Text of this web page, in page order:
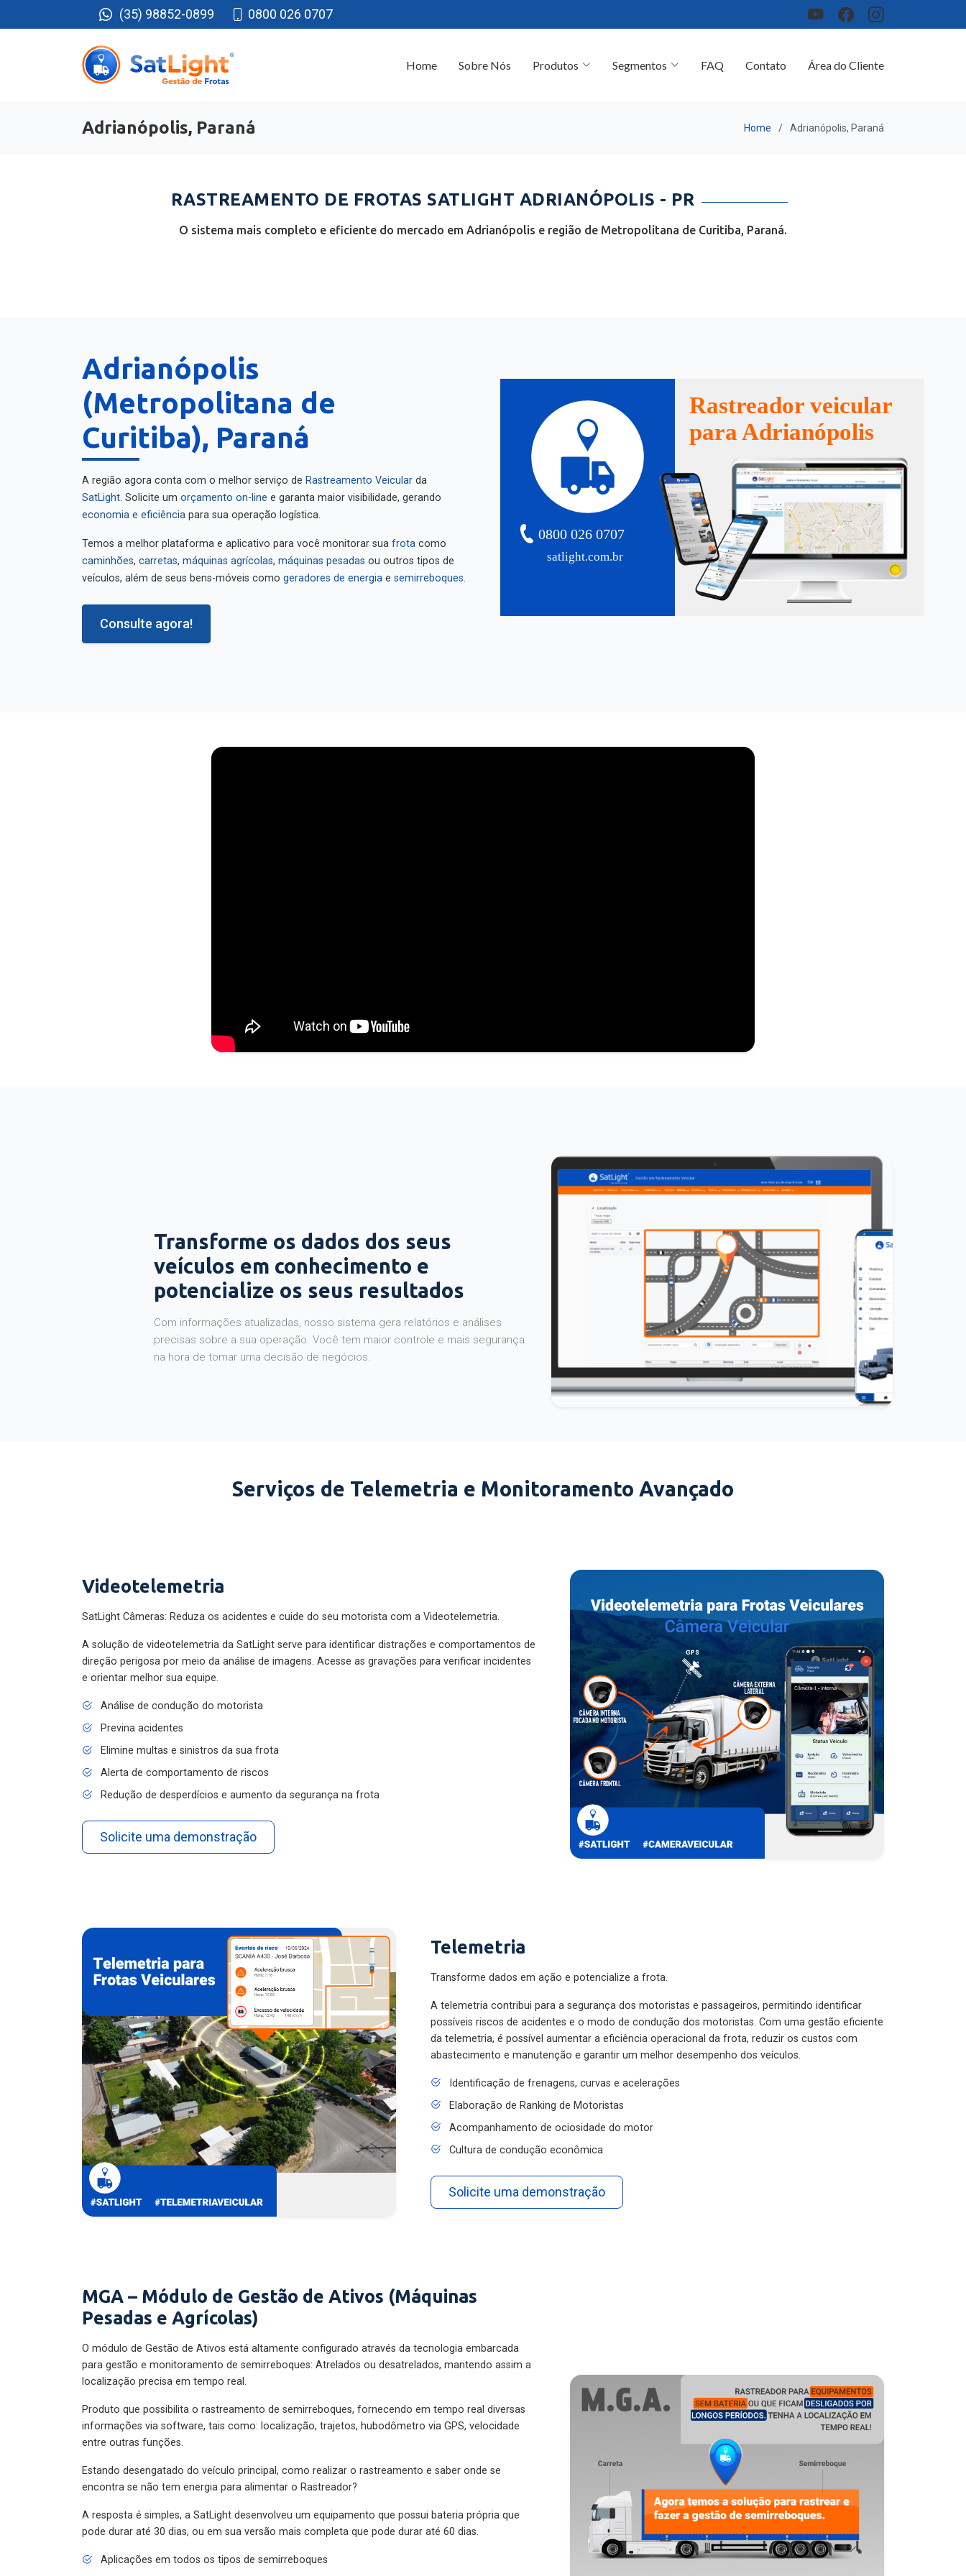
(35) 98852-0899 0800 026 0707
Home Sobre Nós Produtos Segmentos FAQ Contato Área do Cliente
Adrianópolis, Paraná Home Adrianópolis, Paraná
RASTREAMENTO DE FROTAS SATLIGHT ADRIANÓPOLIS - PR
O sistema mais completo e eficiente do mercado em Adrianópolis e região de Metropolitana de Curitiba, Paraná.
Adrianópolis
(Metropolitana de
Curitiba), Paraná
A região agora conta com o melhor serviço de Rastreamento Veicular da
SatLight. Solicite um orçamento on-line e garanta maior visibilidade, gerando
economia e eficiência para sua operação logística.
Temos a melhor plataforma e aplicativo para você monitorar sua frota como
caminhões, carretas, máquinas agrícolas, máquinas pesadas ou outros tipos de
veículos, além de seus bens-móveis como geradores de energia e semirreboques.
Consulte agora!
satlight.com.br
0800 026 0707
Rastreador veicular
para Adrianópolis
Transforme os dados dos seus
veículos em conhecimento e
potencialize os seus resultados
Com informações atualizadas, nosso sistema gera relatórios e análises
precisas sobre a sua operação. Você tem maior controle e mais segurança
na hora de tomar uma decisão de negócios.
Serviços de Telemetria e Monitoramento Avançado
Videotelemetria
SatLight Câmeras: Reduza os acidentes e cuide do seu motorista com a Videotelemetria.
A solução de videotelemetria da SatLight serve para identificar distrações e comportamentos de
direção perigosa por meio da análise de imagens. Acesse as gravações para verificar incidentes
e orientar melhor sua equipe.
Análise de condução do motorista
Previna acidentes
Elimine multas e sinistros da sua frota
Alerta de comportamento de riscos
Redução de desperdícios e aumento da segurança na frota
Solicite uma demonstração
Telemetria
Transforme dados em ação e potencialize a frota.
A telemetria contribui para a segurança dos motoristas e passageiros, permitindo identificar
possíveis riscos de acidentes e o modo de condução dos motoristas. Com uma gestão eficiente
da telemetria, é possível aumentar a eficiência operacional da frota, reduzir os custos com
abastecimento e manutenção e garantir um melhor desempenho dos veículos.
Identificação de frenagens, curvas e acelerações
Elaboração de Ranking de Motoristas
Acompanhamento de ociosidade do motor
Cultura de condução econômica
Solicite uma demonstração
MGA – Módulo de Gestão de Ativos (Máquinas
Pesadas e Agrícolas)
O módulo de Gestão de Ativos está altamente configurado através da tecnologia embarcada
para gestão e monitoramento de semirreboques: Atrelados ou desatrelados, mantendo assim a
localização precisa em tempo real.
Produto que possibilita o rastreamento de semirreboques, fornecendo em tempo real diversas
informações via software, tais como: localização, trajetos, hubodômetro via GPS, velocidade
entre outras funções.
Estando desengatado do veículo principal, como realizar o rastreamento e saber onde se
encontra se não tem energia para alimentar o Rastreador?
A resposta é simples, a SatLight desenvolveu um equipamento que possui bateria própria que
pode durar até 30 dias, ou em sua versão mais completa que pode durar até 60 dias.
Aplicações em todos os tipos de semirreboques